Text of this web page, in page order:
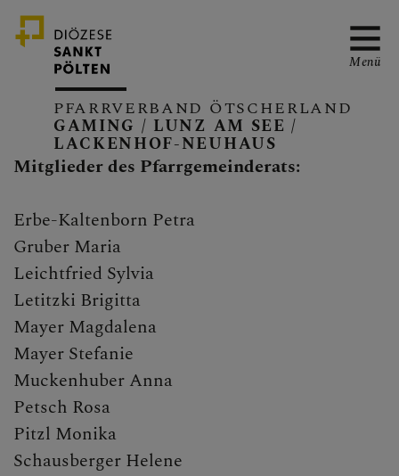
PFARRVERBAND
GAMING
unsere Kirche
Pfarrgemeinderat
Pfarrkirchenrat
Aktuelles
PFARRVERBAND ÖTSCHERLAND
GAMING / LUNZ AM SEE /
LACKENHOF-NEUHAUS
Menü
Mitglieder des Pfarrgemeinderats:
Erbe-Kaltenborn Petra
Gruber Maria
Leichtfried Sylvia
Letitzki Brigitta
Mayer Magdalena
Mayer Stefanie
Muckenhuber Anna
Petsch Rosa
Pitzl Monika
Schausberger Helene